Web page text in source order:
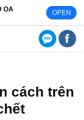
OA OPEN
cách trên